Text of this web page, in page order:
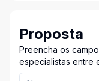
Proposta
Preencha os
especialistas entre